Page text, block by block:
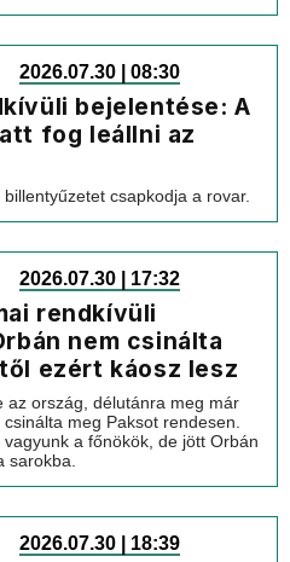
2026.07.30 | 08:30
bejelentése: A
fog leállni az
csapkodja a rovar.
2026.07.30 | 17:32
rendkívüli
nem csinálta
ezért káosz lesz
az ország, délutánra meg már
meg Paksot rendesen.
a főnökök, de jött Orbán
sarokba.
2026.07.30 | 18:39